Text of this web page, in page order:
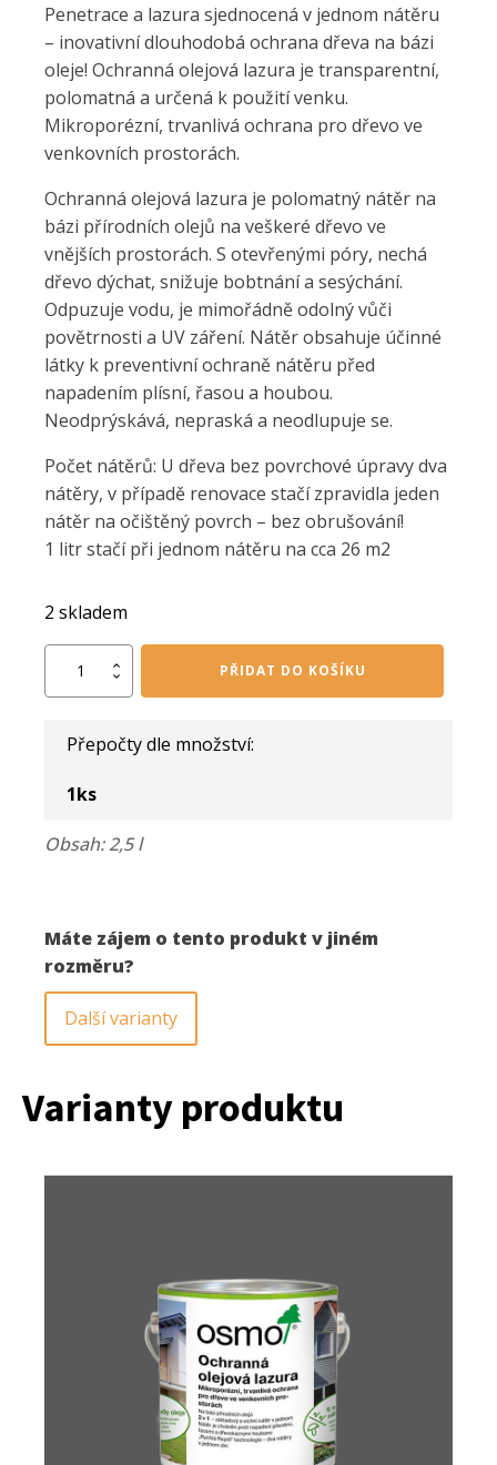
Penetrace a lazura sjednocená v jednom nátěru
– inovativní dlouhodobá ochrana dřeva na bázi
oleje! Ochranná olejová lazura je transparentní,
polomatná a určená k použití venku.
Mikroporézní, trvanlivá ochrana pro dřevo ve
venkovních prostorách.
Ochranná olejová lazura je polomatný nátěr na
bázi přírodních olejů na veškeré dřevo ve
vnějších prostorách. S otevřenými póry, nechá
dřevo dýchat, snižuje bobtnání a sesýchání.
Odpuzuje vodu, je mimořádně odolný vůči
povětrnosti a UV záření. Nátěr obsahuje účinné
látky k preventivní ochraně nátěru před
napadením plísní, řasou a houbou.
Neodprýskává, nepraská a neodlupuje se.
Počet nátěrů: U dřeva bez povrchové úpravy dva
nátěry, v případě renovace stačí zpravidla jeden
nátěr na očištěný povrch – bez obrušování!
1 litr stačí při jednom nátěru na cca 26 m2
2 skladem
OSMO
PŘIDAT DO KOŠÍKU
Přepočty dle množství:
1ks
Obsah: 2,5 l
Máte zájem o tento produkt v jiném
rozměru?
Další varianty
Varianty produktu